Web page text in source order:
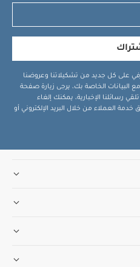
على كل جديد من تشكيلاتنا وعروضنا
البيانات الخاصة بك، يرجى زيارة صفحة
رسائلنا الإخبارية، يمكنك إلغاء
العملاء من خلال البريد الإلكتروني أو